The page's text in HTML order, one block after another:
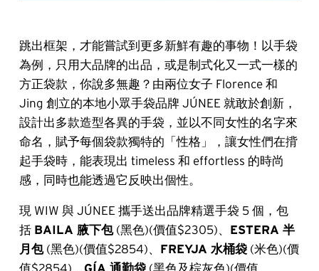
跳出框架，才能嘗試到更多新鮮有趣的事物！以手袋
為例，只用大品牌的出品，或是制式化又一式一樣的
方正袋款，你說多無趣？由兩位女子 Florence 和
Jing 創立的本地小眾手袋品牌 JÚNEE 就敢於創新，
設計出多款造型各異的手袋，並以不同女性的名字來
命名，賦予每個袋款獨特的「性格」，讓女性們在揹
起手袋時，能表現出 timeless 和 effortless 的時尚
感，同時也能透過它反映出個性。
現 WIW 與 JÚNEE 攜手送出品牌精選手袋 5 個，包
括 BAILA 腋下包(黑色)(價值$2305)、 ESTERA 半
月包(黑色)(價值$2854)、 FREYJA 水桶袋(米色)(價
值$2854)、 GÍA 通勤袋(黑色及棕灰色)(價值